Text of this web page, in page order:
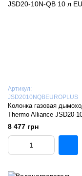
Артикул:
JSD2010NQBEUROPLUS
Колонка газовая
Thermo Alliance JSD20-
10 л EURO+
8 477 грн